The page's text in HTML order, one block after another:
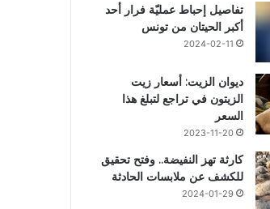
تفاصيل إحباط عمليّة فرار أحد
أكبر الحيتان من تونس
2024-02-11
ديوان الزيت: أسعار زيت
الزيتون في تراجع لتبلغ هذا
السعر
2023-11-20
كارثة تهز النفيضة.. وفتح تحقيق
للكشف عن ملابسات الحادثة
2024-01-29